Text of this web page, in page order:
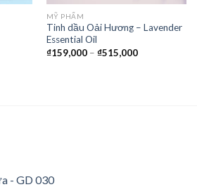
MỸ PHẨM
Tinh dầu Oải Hương – Lavender
Essential Oil
₫159,000– ₫515,000
- GD 030